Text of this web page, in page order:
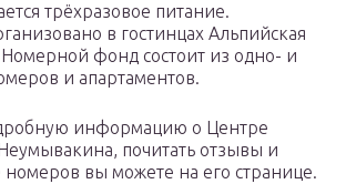
трёхразовое питание.
в гостинцах Альпийская
фонд состоит из одно- и
и апартаментов.
информацию о Центре
почитать отзывы и
номеров вы можете на его странице.